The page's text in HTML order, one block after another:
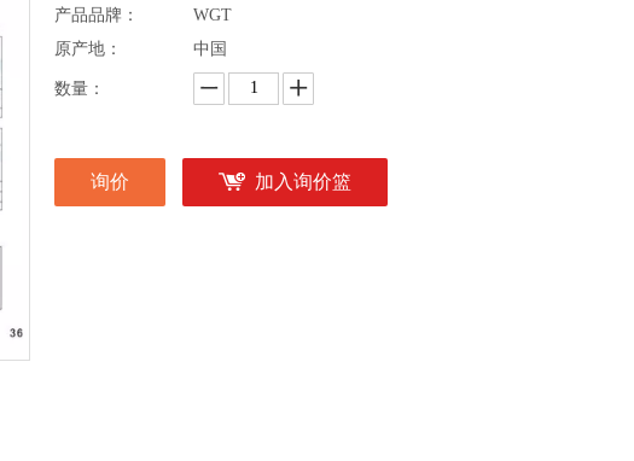
产品品牌：
WGT
原产地：
中国
数量：
询价 加入询价篮